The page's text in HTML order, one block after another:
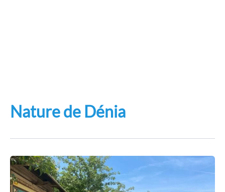
Nature de Dénia